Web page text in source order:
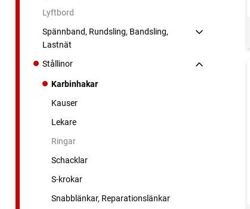
Lyftbord
Spännband, Rundsling, Bandsling,
Lastnät
Stållinor
Karbinhakar
Kauser
Lekare
Ringar
Schacklar
S-krokar
Snabblänkar, Reparationslänkar